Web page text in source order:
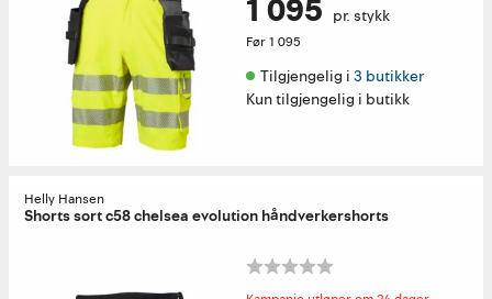
1 095 pr. stykk
Før1 095
Tilgjengelig i 3 butikker
Kun tilgjengelig i butikk
Helly Hansen
Shorts sort c58 chelsea evolution håndverkershorts